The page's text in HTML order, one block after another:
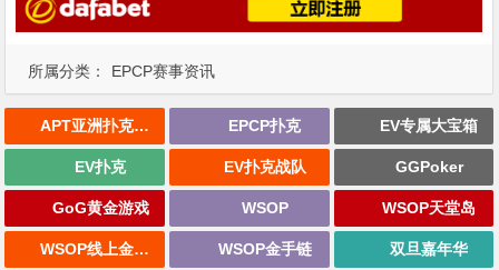
所属分类： EPCP赛事资讯
APT亚洲扑克巡回赛 EPCP扑克 EV专属大宝箱
EV扑克 EV扑克战队 GGPoker
GoG黄金游戏 WSOP WSOP天堂岛
WSOP线上金手链 WSOP金手链 双旦嘉年华